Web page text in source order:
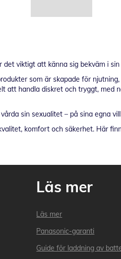
viktigt att känna sig bekväm i
som är skapade för
att handla diskret och tryggt, med
sin sexualitet – på sina egna
komfort och säkerhet. Här
Läs mer
Läs mer
Panasonic-garanti
Guide för laddning av